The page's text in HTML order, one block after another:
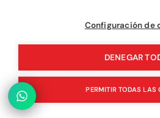
Configuración de
DENEGAR
PERMITIR TODAS LAS
Compromiso con
Nuevas Tecnologías:
de las últimas